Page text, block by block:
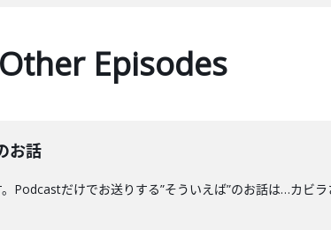
Other Episodes
お話
Podcastだけでお送りする”そういえば”のお話は…カビ